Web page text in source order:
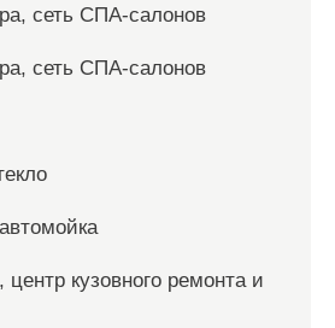
сеть СПА-салонов
сеть СПА-салонов
центр кузовного ремонта и